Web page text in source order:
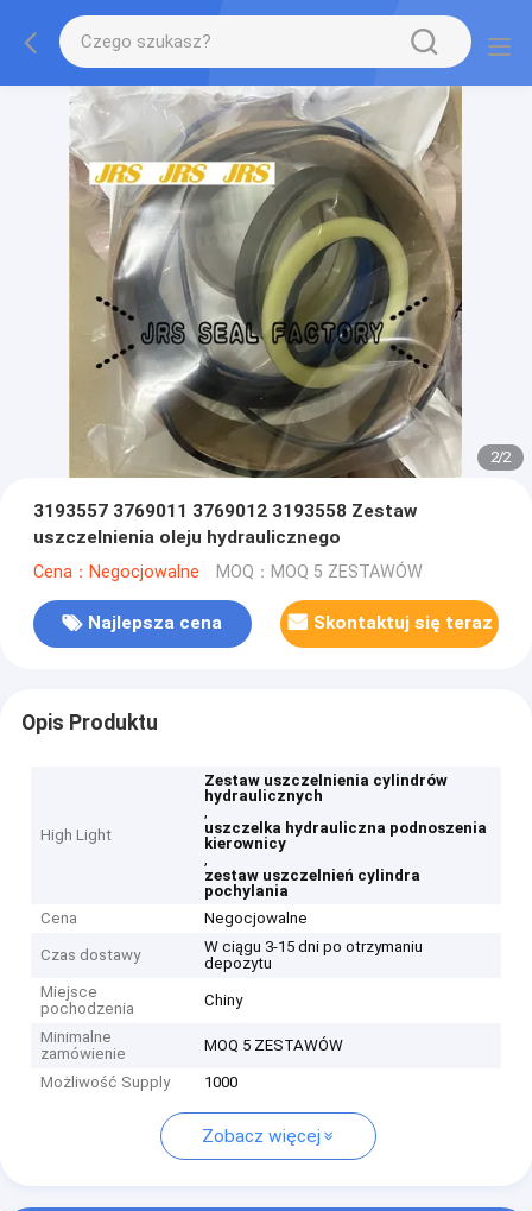
2/2
3193557 3769011 3769012 3193558 Zestaw
uszczelnienia oleju hydraulicznego
Cena：Negocjowalne MOQ：MOQ 5 ZESTAWÓW
Najlepsza cena Skontaktuj się teraz
Opis Produktu
High Light
Zestaw uszczelnienia cylindrów
hydraulicznych
,
uszczelka hydrauliczna podnoszenia
kierownicy
,
zestaw uszczelnień cylindra
pochylania
Cena
Negocjowalne
Czas dostawy
W ciągu 3-15 dni po otrzymaniu
depozytu
Miejsce
pochodzenia
Chiny
Minimalne
zamówienie
MOQ 5 ZESTAWÓW
Możliwość Supply 1000
Zobacz więcej